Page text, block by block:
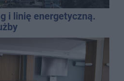
i linię energetyczną.